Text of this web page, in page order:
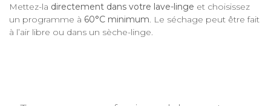
Mettez-la directement dans votre lave-linge et choisissez
un programme à 60°C minimum. Le séchage peut être fait
à l’air libre ou dans un sèche-linge.